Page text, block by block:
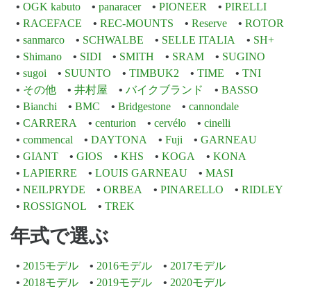
OGK kabuto
panaracer PIONEER
PIRELLI
RACEFACE
REC-MOUNTS Reserve
ROTOR
sanmarco
SCHWALBE SELLE ITALIA
SH+
Shimano
SIDI SMITH SRAM
SUGINO
sugoi
SUUNTO TIMBUK2 TIME
TNI
その他
井村屋 バイクブランド
BASSO
Bianchi
BMC Bridgestone
cannondale
CARRERA
centurion cervélo
cinelli
commencal
DAYTONA Fuji
GARNEAU
GIANT
GIOS KHS KOGA
KONA
LAPIERRE
LOUIS GARNEAU
MASI
NEILPRYDE
ORBEA PINARELLO
RIDLEY
ROSSIGNOL
TREK
年式で選ぶ
2015モデル 2016モデル
2017モデル
2018モデル
2019モデル
2020モデル